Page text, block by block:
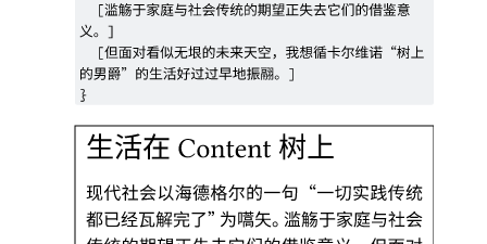
[滥觞于家庭与社会传统的期望正失去它们的借鉴意
义。 ]
[但面对看似无垠的未来天空， 我想循卡尔维诺 “树上
的男爵” 的生活好过过早地振翮。 ]
}
生活在 Content 树上
现代社会以海德格尔的一句 “一切实践传统
都已经瓦解完了” 为嚆矢。 滥觞于家庭与社会